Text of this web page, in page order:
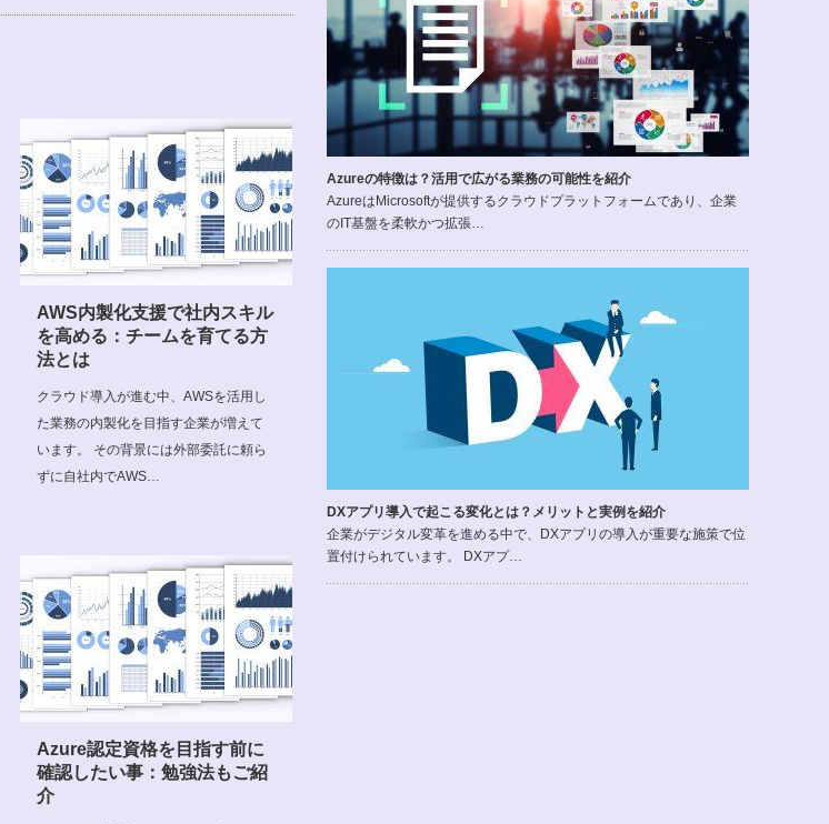
AWS内製化支援で社内スキル
を高める：チームを育てる方
法とは
クラウド導入が進む中、AWSを活用し
た業務の内製化を目指す企業が増えて
います。 その背景には外部委託に頼ら
ずに自社内でAWS…
Azure認定資格を目指す前に
確認したい事：勉強法もご紹
介
Azureの特徴は？活用で広がる業務の可能性を紹介
AzureはMicrosoftが提供するクラウドプラットフォームであり、企業
のIT基盤を柔軟かつ拡張…
DXアプリ導入で起こる変化とは？メリットと実例を紹介
企業がデジタル変革を進める中で、DXアプリの導入が重要な施策で位
置付けられています。 DXアプ…